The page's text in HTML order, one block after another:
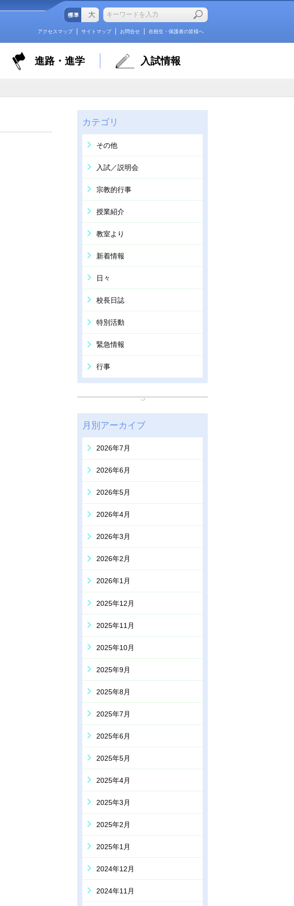
アクセスマップ サイトマップ お問合せ 在校生・保護者の皆様へ
進路・進学 入試情報
カテゴリ
その他
入試／説明会
宗教的行事
授業紹介
教室より
新着情報
日々
校長日誌
特別活動
緊急情報
行事
月別アーカイブ
2026年7月
2026年6月
2026年5月
2026年4月
2026年3月
2026年2月
2026年1月
2025年12月
2025年11月
2025年10月
2025年9月
2025年8月
2025年7月
2025年6月
2025年5月
2025年4月
2025年3月
2025年2月
2025年1月
2024年12月
2024年11月